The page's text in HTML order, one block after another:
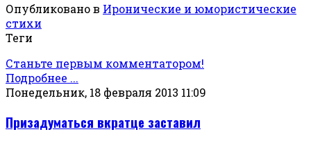
Опубликовано в Иронические и юмористические
стихи
Теги
Станьте первым комментатором!
Подробнее ...
Понедельник, 18 февраля 2013 11:09
Призадуматься вкратце заставил